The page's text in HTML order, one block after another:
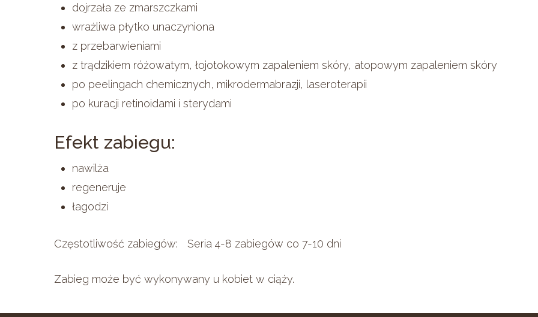
dojrzała ze zmarszczkami
wrażliwa płytko unaczyniona
z przebarwieniami
z trądzikiem różowatym, łojotokowym zapaleniem skóry, atopowym zapaleniem skóry
po peelingach chemicznych, mikrodermabrazji, laseroterapii
po kuracji retinoidami i sterydami
Efekt zabiegu:
nawilża
regeneruje
łagodzi
Częstotliwość zabiegów: Seria 4-8 zabiegów co 7-10 dni
Zabieg może być wykonywany u kobiet w ciąży.